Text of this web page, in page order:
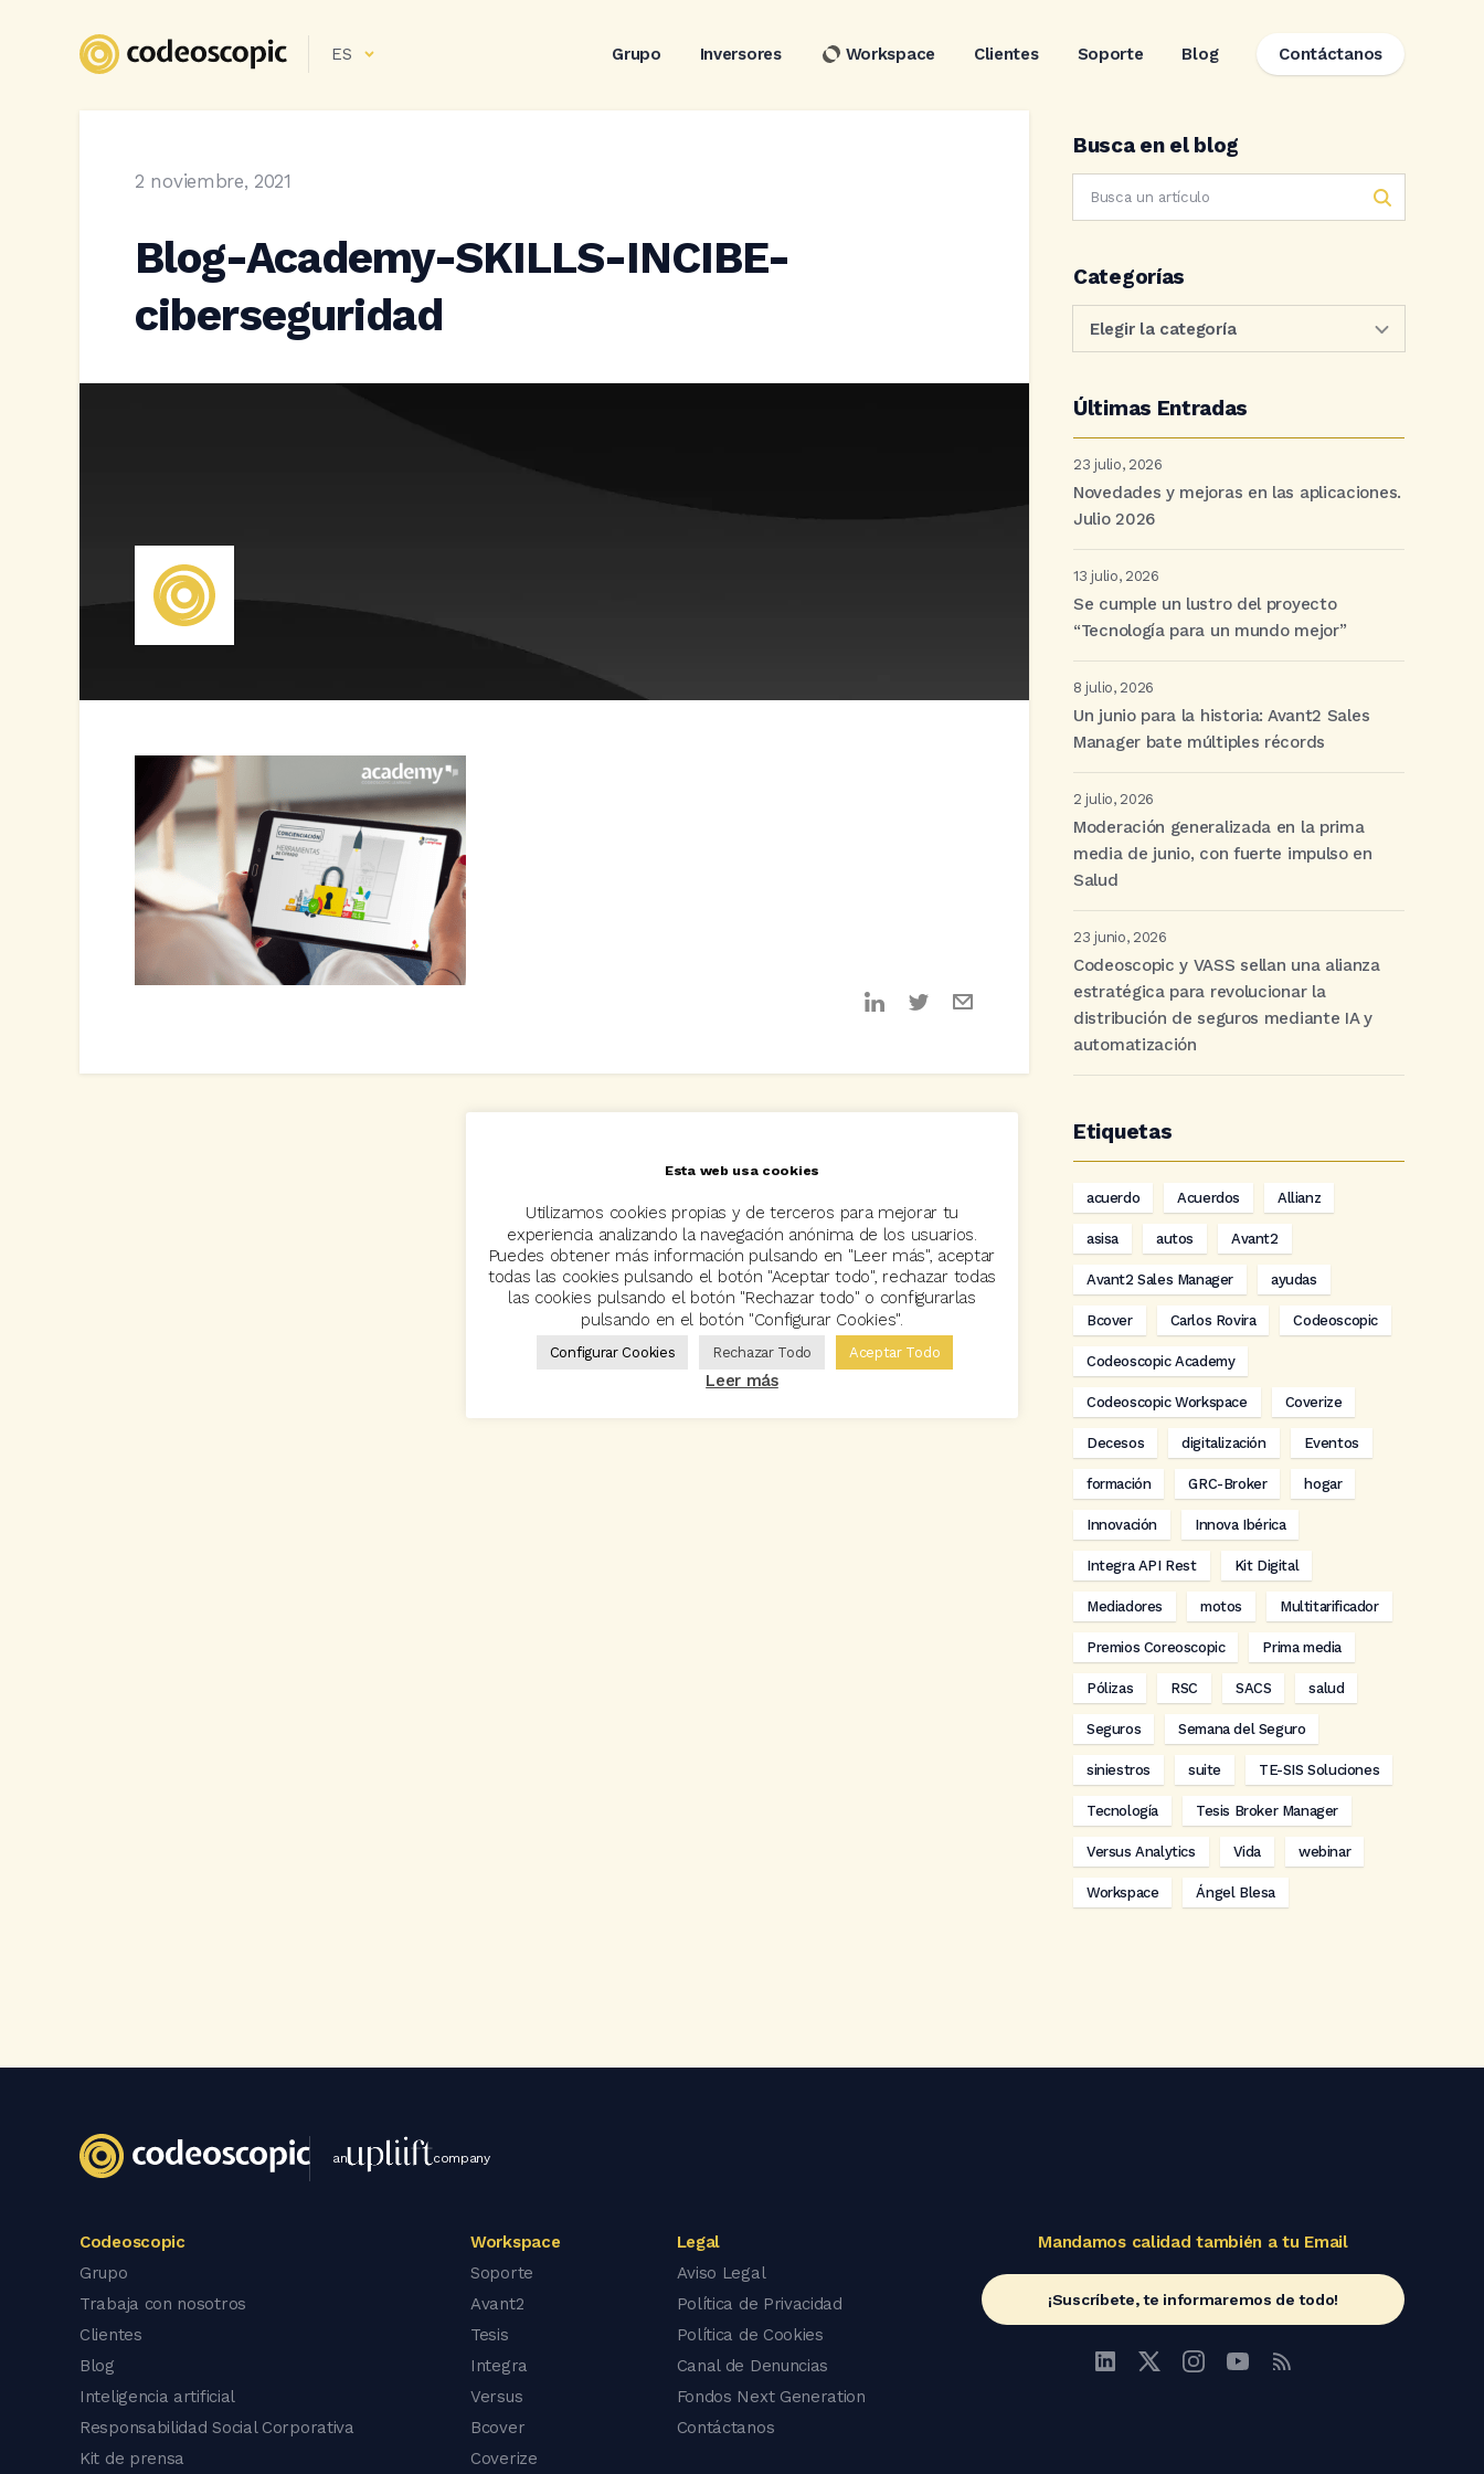
ES Grupo Inversores Workspace Clientes Soporte Blog Contáctanos
2 noviembre, 2021
Blog-Academy-SKILLS-INCIBE-
ciberseguridad
Busca en el blog
Categorías
Últimas Entradas
23 julio, 2026
Novedades y mejoras en las aplicaciones.
Julio 2026
13 julio, 2026
Se cumple un lustro del proyecto
“Tecnología para un mundo mejor”
8 julio, 2026
Un junio para la historia: Avant2 Sales
Manager bate múltiples récords
2 julio, 2026
Moderación generalizada en la prima
media de junio, con fuerte impulso en
Salud
23 junio, 2026
Codeoscopic y VASS sellan una alianza
estratégica para revolucionar la
distribución de seguros mediante IA y
automatización
Etiquetas
acuerdo Acuerdos Allianz
asisa autos Avant2
Avant2 Sales Manager ayudas
Bcover Carlos Rovira Codeoscopic
Codeoscopic Academy
Codeoscopic Workspace Coverize
Decesos digitalización Eventos
formación GRC-Broker hogar
Innovación Innova Ibérica
Integra API Rest Kit Digital
Mediadores motos Multitarificador
Premios Coreoscopic Prima media
Pólizas RSC SACS salud
Seguros Semana del Seguro
siniestros suite TE-SIS Soluciones
Tecnología Tesis Broker Manager
Versus Analytics Vida webinar
Workspace Ángel Blesa
an company
Codeoscopic
Grupo
Trabaja con nosotros
Clientes
Blog
Inteligencia artificial
Responsabilidad Social Corporativa
Kit de prensa
Workspace
Soporte
Avant2
Tesis
Integra
Versus
Bcover
Coverize
Legal
Aviso Legal
Política de Privacidad
Política de Cookies
Canal de Denuncias
Fondos Next Generation
Contáctanos
Mandamos calidad también a tu Email
¡Suscríbete, te informaremos de todo!
Esta web usa cookies
Utilizamos cookies propias y de terceros para mejorar tu
experiencia analizando la navegación anónima de los usuarios.
Puedes obtener más información pulsando en "Leer más", aceptar
todas las cookies pulsando el botón "Aceptar todo", rechazar todas
las cookies pulsando el botón "Rechazar todo" o configurarlas
pulsando en el botón "Configurar Cookies".
Configurar Cookies Rechazar Todo Aceptar Todo
Leer más